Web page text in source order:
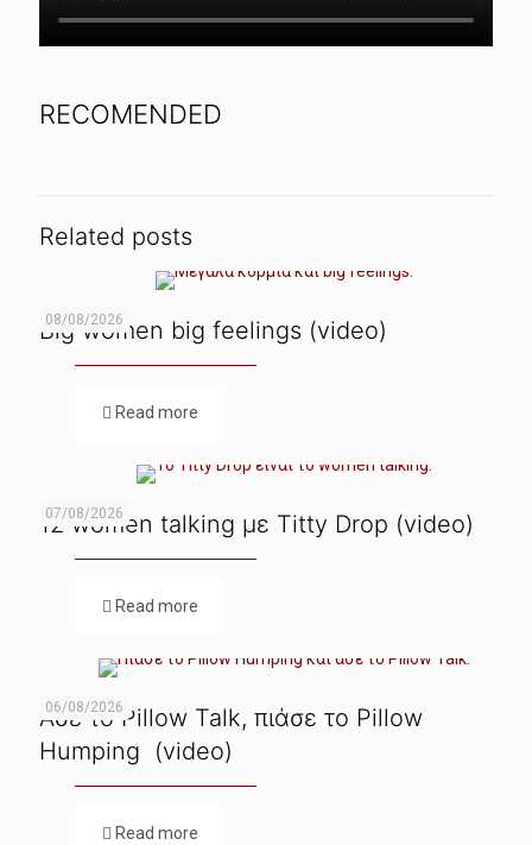
RECOMENDED
Related posts
08/08/2026
Big women big feelings (video)
Read more
07/08/2026
12 women talking με Titty Drop (video)
Read more
06/08/2026
Ασε το Pillow Talk, πιάσε το Pillow
Humping (video)
Read more